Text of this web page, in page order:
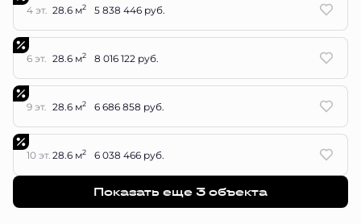
4 эт. 28.6 м2 5 838 446 руб.
6 эт. 28.6 м2 8 016 122 руб.
9 эт. 28.6 м2 6 686 858 руб.
10 эт. 28.6 м2 6 038 466 руб.
Показать еще 3 объектa